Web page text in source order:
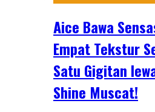
Aice Bawa
Empat Tekstur
Satu Gigitan
Shine Muscat!